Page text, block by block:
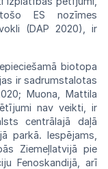
ES nozīmes
(DAP 2020),ir
biotopa
ir sadrumstalotas
Muona, Mattila
nav veikti, ir
centrālajādaļā
parkā.Iespējams,
Ziemeļlatvijā pie
Fenoskandijā,
arī